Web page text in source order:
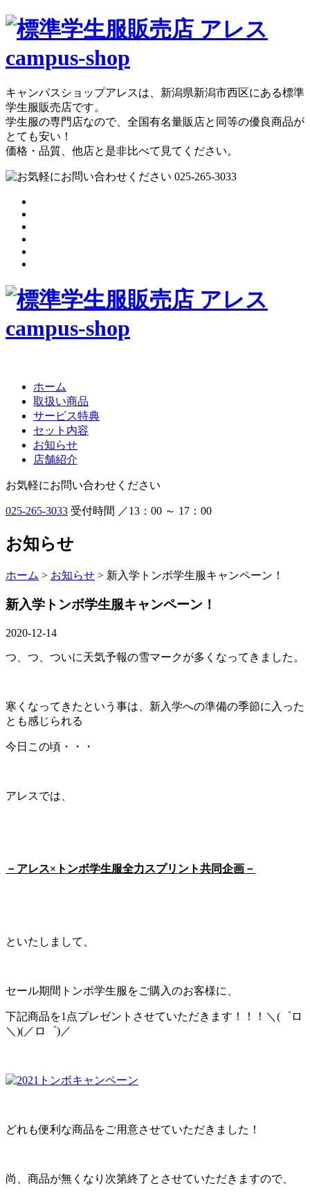
キャンパスショップアレスは、新潟県新潟市西区にある標準
学生服販売店です。
学生服の専門店なので、全国有名量販店と同等の優良商品が
とても安い！
価格・品質、他店と是非比べて見てください。
ホーム
取扱い商品
サービス特典
セット内容
お知らせ
店舗紹介
お気軽にお問い合わせください
025-265-3033 受付時間 ／13：00 ～ 17：00
お知らせ
ホーム > お知らせ > 新入学トンボ学生服キャンペーン！
新入学トンボ学生服キャンペーン！
2020-12-14
つ、つ、ついに天気予報の雪マークが多くなってきました。
寒くなってきたという事は、新入学への準備の季節に入った
とも感じられる
今日この頃・・・
アレスでは、
－アレス×トンボ学生服全力スプリント共同企画－
といたしまして、
セール期間トンボ学生服をご購入のお客様に、
下記商品を1点プレゼントさせていただきます！！！＼(゜ロ
＼)(／ロ゜)／
どれも便利な商品をご用意させていただきました！
尚、商品が無くなり次第終了とさせていただきますので、